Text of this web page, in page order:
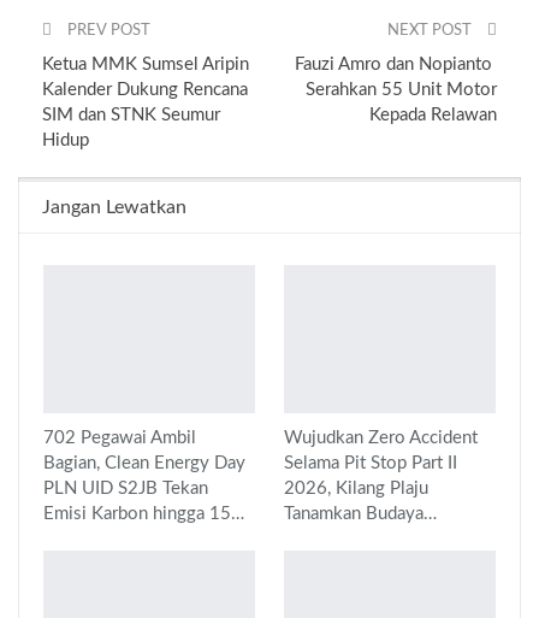
PREV POST
Ketua MMK Sumsel Aripin
Kalender Dukung Rencana
SIM dan STNK Seumur
Hidup
NEXT POST
Fauzi Amro dan Nopianto
Serahkan 55 Unit Motor
Kepada Relawan
Jangan Lewatkan
702 Pegawai Ambil
Bagian, Clean Energy Day
PLN UID S2JB Tekan
Emisi Karbon hingga 15…
Wujudkan Zero Accident
Selama Pit Stop Part II
2026, Kilang Plaju
Tanamkan Budaya…